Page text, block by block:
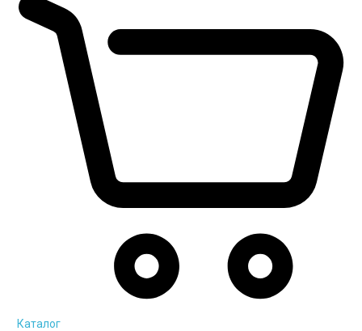
Каталог